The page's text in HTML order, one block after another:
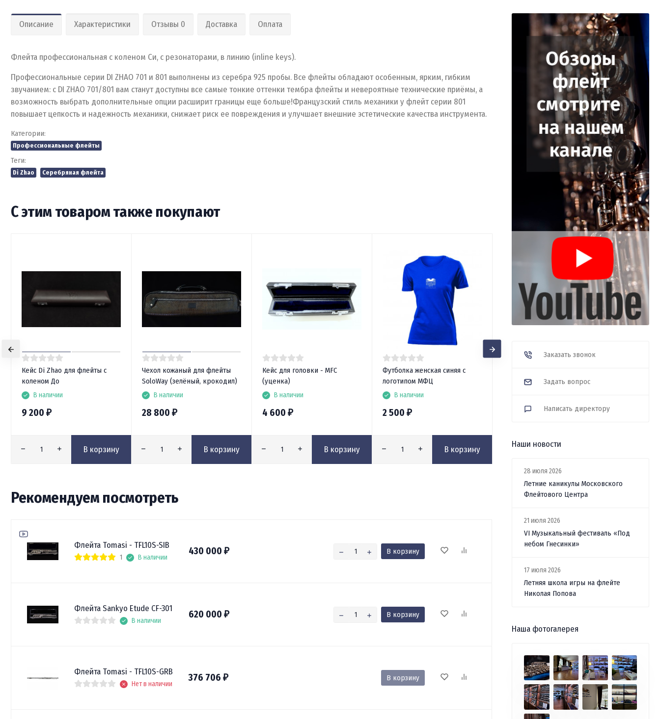
Описание Характеристики Отзывы 0 Доставка Оплата
Флейта профессиональная с коленом Си, с резонаторами, в линию (inline keys).
Профессиональные серии DI ZHAO 701 и 801 выполнены из серебра 925 пробы. Все флейты обладают особенным, ярким, гибким
звучанием: с DI ZHAO 701/801 вам станут доступны все самые тонкие оттенки тембра флейты и невероятные технические приёмы, а
возможность выбрать дополнительные опции расширит границы еще больше!Французский стиль механики у флейт серии 801
повышает цепкость и надежность механики, снижает риск ее повреждения и улучшает внешние эстетические качества инструмента.
Категории:
Профессиональные флейты
Теги:
Di Zhao Серебряная флейта
С этим товаром также покупают
Кейс Di Zhao для флейты с
коленом До
В наличии
9 200 ₽
В корзину
Чехол кожаный для флейты
SoloWay (зелёный, крокодил)
В наличии
28 800 ₽
В корзину
Кейс для головки - MFC
(уценка)
В наличии
4 600 ₽
В корзину
Футболка женская синяя с
логотипом МФЦ
В наличии
2 500 ₽
В корзину
синяя с логотипом МФЦ
1 850₽
Рекомендуем посмотреть
Флейта Tomasi - TFL10S-SIB
1 В наличии
430 000 ₽ В корзину
Флейта Sankyo Etude CF-301
В наличии
620 000 ₽ В корзину
Флейта Tomasi - TFL10S-GRB
Нет в наличии
376 706 ₽ В корзину
Заказать звонок
Задать вопрос
Написать директору
Наши новости
28 июля 2026
Летние каникулы Московского
Флейтового Центра
21 июля 2026
VI Музыкальный фестиваль «Под
небом Гнесинки»
17 июля 2026
Летняя школа игры на флейте
Николая Попова
Наша фотогалерея